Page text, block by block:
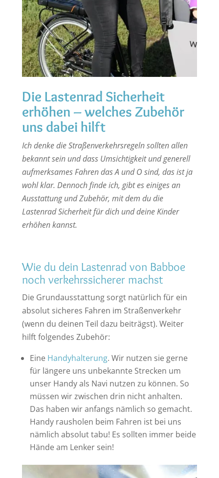
Die Lastenrad Sicherheit
erhöhen – welches Zubehör
uns dabei hilft
Ich denke die Straßenverkehrsregeln sollten allen
bekannt sein und dass Umsichtigkeit und generell
aufmerksames Fahren das A und O sind, das ist ja
wohl klar. Dennoch finde ich, gibt es einiges an
Ausstattung und Zubehör, mit dem du die
Lastenrad Sicherheit für dich und deine Kinder
erhöhen kannst.
Wie du dein Lastenrad von Babboe
noch verkehrssicherer machst
Die Grundausstattung sorgt natürlich für ein
absolut sicheres Fahren im Straßenverkehr
(wenn du deinen Teil dazu beiträgst). Weiter
hilft folgendes Zubehör:
Eine Handyhalterung. Wir nutzen sie gerne
für längere uns unbekannte Strecken um
unser Handy als Navi nutzen zu können. So
müssen wir zwischen drin nicht anhalten.
Das haben wir anfangs nämlich so gemacht.
Handy rausholen beim Fahren ist bei uns
nämlich absolut tabu! Es sollten immer beide
Hände am Lenker sein!